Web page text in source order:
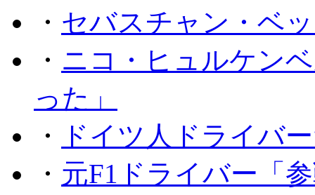
・ セバスチャン・ベ
・ ニコ・ヒュルケン
った」
・
ドイツ人ドライバ
・ 元F1ドライバー「